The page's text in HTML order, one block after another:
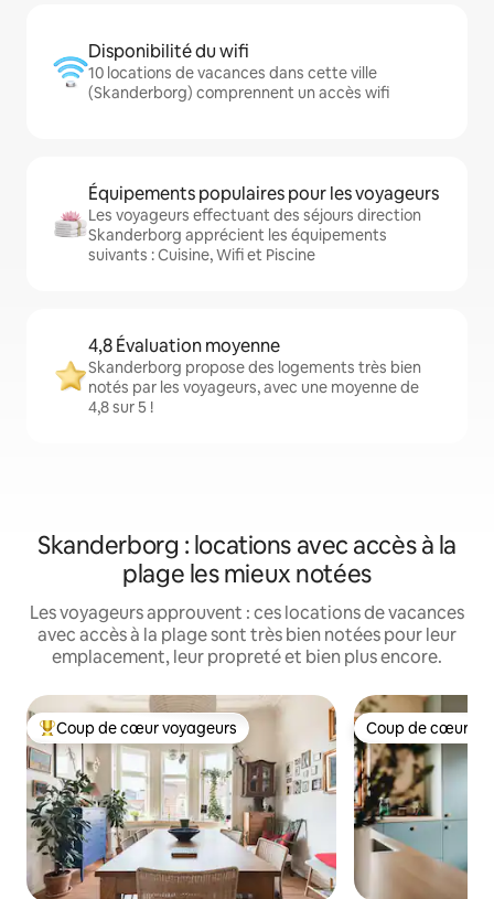
Disponibilité du wifi
10 locations de vacances dans cette ville
(Skanderborg) comprennent un accès wifi
Équipements populaires pour les voyageurs
Les voyageurs effectuant des séjours direction
Skanderborg apprécient les équipements
suivants : Cuisine, Wifi et Piscine
4,8 Évaluation moyenne
Skanderborg propose des logements très bien
notés par les voyageurs, avec une moyenne de
4,8 sur 5 !
Skanderborg : locations avec accès à la
plage les mieux notées
Les voyageurs approuvent : ces locations de vacances
avec accès à la plage sont très bien notées pour leur
emplacement, leur propreté et bien plus encore.
Coups de cœur voyageurs les plus appréciés
Coup de cœur voyageurs Coup de cœur
Coup de cœur